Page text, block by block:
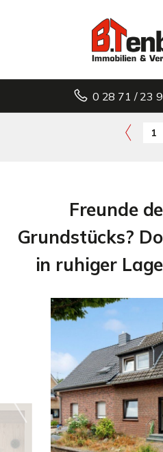
0 28 71 / 23
1
Freunde
Grundstücks?
in ruhiger